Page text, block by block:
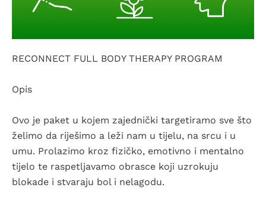
RECONNECT FULL BODY THERAPY PROGRAM
Opis
Ovo je paket u kojem zajednički targetiramo sve što
želimo da riješimo a leži nam u tijelu, na srcu i u
umu. Prolazimo kroz fizičko, emotivno i mentalno
tijelo te raspetljavamo obrasce koji uzrokuju
blokade i stvaraju bol i nelagodu.